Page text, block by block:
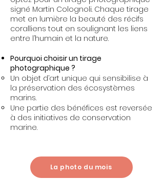
signé Martin Colognoli. Chaque tirage
met en lumière la beauté des récifs
coralliens tout en soulignant les liens
entre l’humain et la nature​​.
Pourquoi choisir un tirage
photographique ?
Un objet d’art unique qui sensibilise à
la préservation des écosystèmes
marins.
Une partie des bénéfices est reversée
à des initiatives de conservation
marine​​.
La photo du mois